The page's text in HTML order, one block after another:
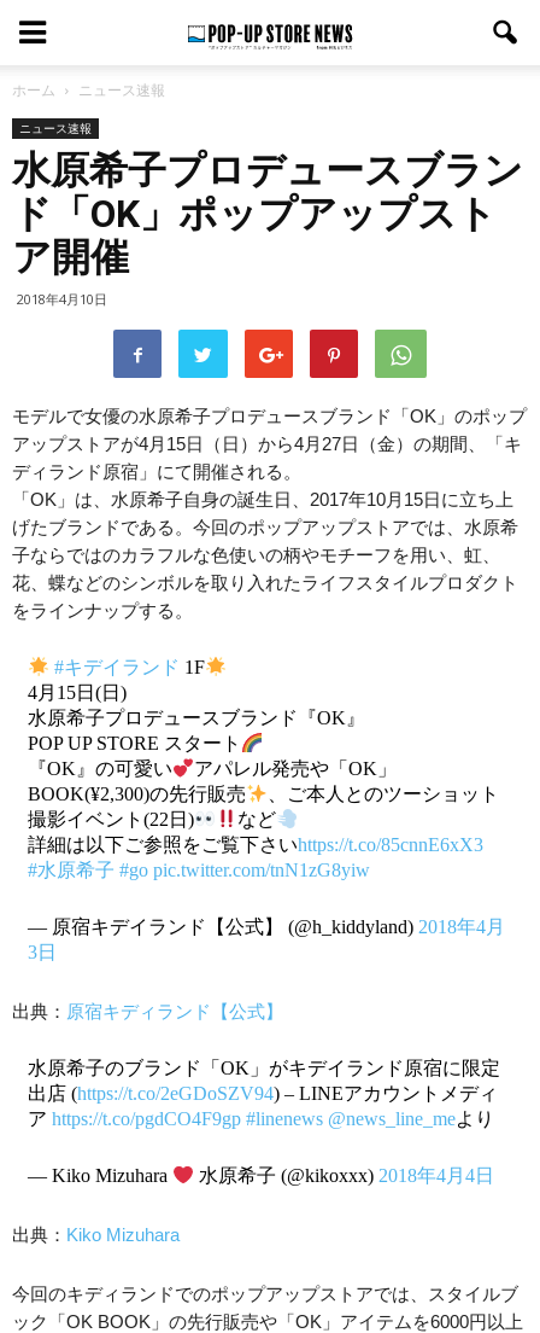
ホーム ニュース速報
ニュース速報
水原希子プロデュースブラン
ド「OK」ポップアップスト
ア開催
2018年4月10日
モデルで女優の水原希子プロデュースブランド「OK」のポップ
アップストアが4月15日（日）から4月27日（金）の期間、「キ
ディランド原宿」にて開催される。
「OK」は、水原希子自身の誕生日、2017年10月15日に立ち上
げたブランドである。今回のポップアップストアでは、水原希
子ならではのカラフルな色使いの柄やモチーフを用い、虹、
花、蝶などのシンボルを取り入れたライフスタイルプロダクト
をラインナップする。
#キデイランド 1F
4月15日(日)
水原希子プロデュースブランド『OK』
POP UP STORE スタート
『OK』の可愛い
アパレル発売や「OK」
BOOK(¥2,300)の先行販売
、ご本人とのツーショット
撮影イベント(22日)
など
詳細は以下ご参照をご覧下さいhttps://t.co/85cnnE6xX3
#水原希子 #go pic.twitter.com/tnN1zG8yiw
— 原宿キデイランド【公式】 (@h_kiddyland) 2018年4月
3日
出典： 原宿キディランド【公式】
水原希子のブランド「OK」がキデイランド原宿に限定
出店 (https://t.co/2eGDoSZV94) – LINEアカウントメディ
ア https://t.co/pgdCO4F9gp #linenews @news_line_meより
— Kiko Mizuhara 水原希子 (@kikoxxx) 2018年4月4日
出典： Kiko Mizuhara
今回のキディランドでのポップアップストアでは、スタイルブ
ック「OK BOOK」の先行販売や「OK」アイテムを6000円以上